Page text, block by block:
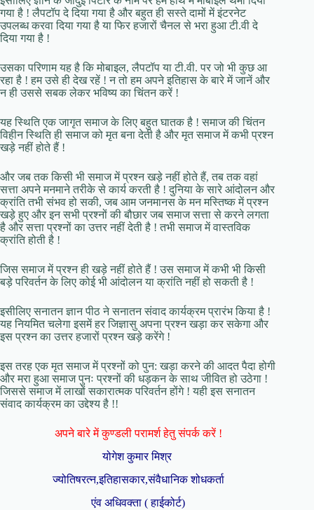
गया है ! लैपटॉप दे दिया गया है और बहुत ही सस्ते दामों में इंटरनेट
उपलब्ध करवा दिया गया है या फिर हजारों चैनल से भरा हुआ टी.वी दे
दिया गया है !
उसका परिणाम यह है कि मोबाइल, लैपटॉप या टी.वी. पर जो भी कुछ आ
रहा है ! हम उसे ही देख रहें ! न तो हम अपने इतिहास के बारे में जानें और
न ही उससे सबक लेकर भविष्य का चिंतन करें !
यह स्थिति एक जागृत समाज के लिए बहुत घातक है ! समाज की चिंतन
विहीन स्थिति ही समाज को मृत बना देती है और मृत समाज में कभी प्रश्न
खड़े नहीं होते हैं !
और जब तक किसी भी समाज में प्रश्न खड़े नहीं होते हैं, तब तक वहां
सत्ता अपने मनमाने तरीके से कार्य करती है ! दुनिया के सारे आंदोलन और
क्रांति तभी संभव हो सकी, जब आम जनमानस के मन मस्तिष्क में प्रश्न
खड़े हुए और इन सभी प्रश्नों की बौछार जब समाज सत्ता से करने लगता
है और सत्ता प्रश्नों का उत्तर नहीं देती है ! तभी समाज में वास्तविक
क्रांति होती है !
जिस समाज में प्रश्न ही खड़े नहीं होते हैं ! उस समाज में कभी भी किसी
बड़े परिवर्तन के लिए कोई भी आंदोलन या क्रांति नहीं हो सकती है !
इसीलिए सनातन ज्ञान पीठ ने सनातन संवाद कार्यक्रम प्रारंभ किया है !
यह नियमित चलेगा इसमें हर जिज्ञासु अपना प्रश्न खड़ा कर सकेगा और
इस प्रश्न का उत्तर हजारों प्रश्न खड़े करेंगे !
इस तरह एक मृत समाज में प्रश्नों को पुन: खड़ा करने की आदत पैदा होगी
और मरा हुआ समाज पुनः प्रश्नों की धड़कन के साथ जीवित हो उठेगा !
जिससे समाज में लाखों सकारात्मक परिवर्तन होंगे ! यही इस सनातन
संवाद कार्यक्रम का उद्देश्य है !!
अपने बारे में कुण्डली परामर्श हेतु संपर्क करें !
योगेश कुमार मिश्र
ज्योतिषरत्न,इतिहासकार,संवैधानिक शोधकर्ता
एंव अधिवक्ता ( हाईकोर्ट)